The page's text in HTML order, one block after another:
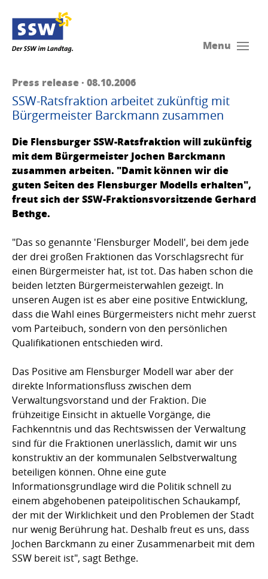
Menu
Press release · 08.10.2006
SSW-Ratsfraktion arbeitet zukünftig mit
Bürgermeister Barckmann zusammen
Die Flensburger SSW-Ratsfraktion will zukünftig
mit dem Bürgermeister Jochen Barckmann
zusammen arbeiten. "Damit können wir die
guten Seiten des Flensburger Modells erhalten",
freut sich der SSW-Fraktionsvorsitzende Gerhard
Bethge.
"Das so genannte 'Flensburger Modell', bei dem jede
der drei großen Fraktionen das Vorschlagsrecht für
einen Bürgermeister hat, ist tot. Das haben schon die
beiden letzten Bürgermeisterwahlen gezeigt. In
unseren Augen ist es aber eine positive Entwicklung,
dass die Wahl eines Bürgermeisters nicht mehr zuerst
vom Parteibuch, sondern von den persönlichen
Qualifikationen entschieden wird.
Das Positive am Flensburger Modell war aber der
direkte Informationsfluss zwischen dem
Verwaltungsvorstand und der Fraktion. Die
frühzeitige Einsicht in aktuelle Vorgänge, die
Fachkenntnis und das Rechtswissen der Verwaltung
sind für die Fraktionen unerlässlich, damit wir uns
konstruktiv an der kommunalen Selbstverwaltung
beteiligen können. Ohne eine gute
Informationsgrundlage wird die Politik schnell zu
einem abgehobenen pateipolitischen Schaukampf,
der mit der Wirklichkeit und den Problemen der Stadt
nur wenig Berührung hat. Deshalb freut es uns, dass
Jochen Barckmann zu einer Zusammenarbeit mit dem
SSW bereit ist", sagt Bethge.